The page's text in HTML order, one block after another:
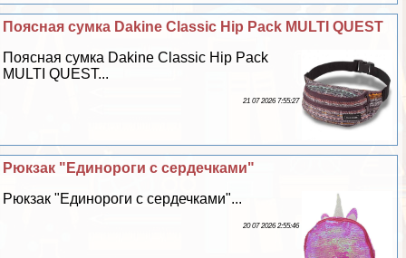
Поясная сумка Dakine Classic Hip Pack MULTI QUEST
Поясная сумка Dakine Classic Hip Pack
MULTI QUEST...
21 07 2026 7:55:27
Рюкзак "Единороги с сердечками"
Рюкзак "Единороги с сердечками"...
20 07 2026 2:55:46